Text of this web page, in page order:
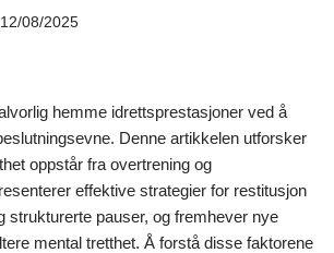
12/08/2025
hemme idrettsprestasjoner ved å
Denne artikkelen utforsker
oppstår fra overtrening og
effektive strategier for restitusjon
strukturerte pauser, og fremhever nye
mental tretthet. Å forstå disse faktorene